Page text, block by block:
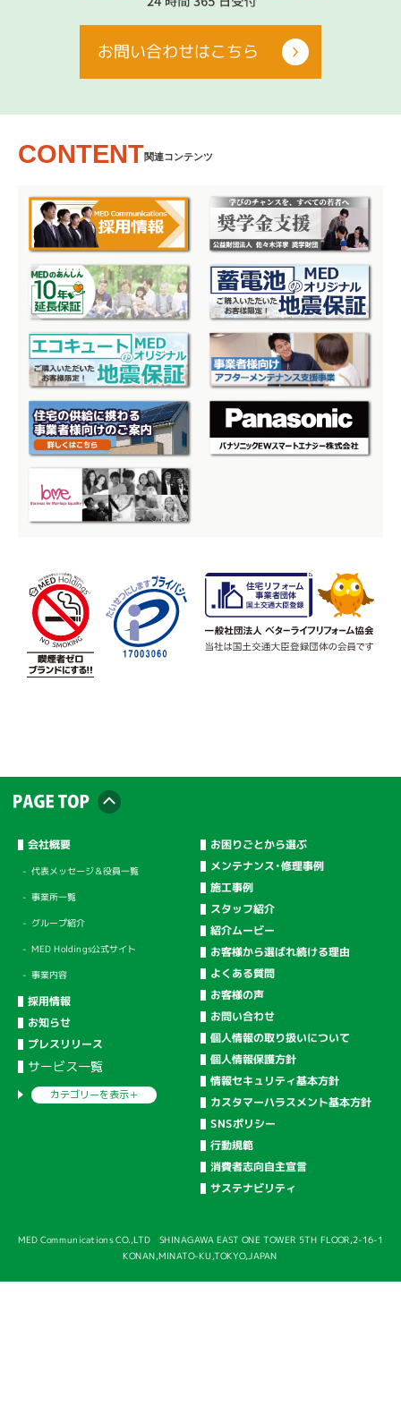
お問い合わせはこちら
CONTENT関連コンテンツ
会社概要
代表メッセージ＆役員一覧
事業所一覧
グループ紹介
MED Holdings公式サイト
事業内容
採用情報
お知らせ
プレスリリース
サービス一覧
カテゴリーを表示＋
お困りごとから選ぶ
メンテナンス・修理事例
施工事例
スタッフ紹介
紹介ムービー
お客様から選ばれ続ける理由
よくある質問
お客様の声
お問い合わせ
個人情報の取り扱いについて
個人情報保護方針
情報セキュリティ基本方針
カスタマーハラスメント基本方針
SNSポリシー
行動規範
消費者志向自主宣言
サステナビリティ
MED Communications CO.,LTD SHINAGAWA EAST ONE TOWER 5TH FLOOR,2-16-1
KONAN,MINATO-KU,TOKYO,JAPAN